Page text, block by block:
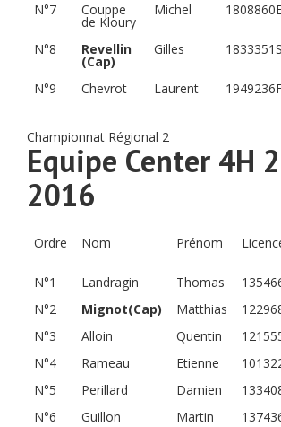
N°7
Couppe
de Kloury
Michel
N°8 Revellin
(Cap)
Gilles 1833351S
N°9 Chevrot Laurent
Championnat Régional 2
Equipe Center 4H
2016
Ordre Nom Prénom
N°1
Landragin Thomas
N°2
Mignot(Cap) Matthias
N°3
Alloin Quentin
N°4
Rameau Etienne
N°5
Perillard Damien
N°6
Guillon Martin